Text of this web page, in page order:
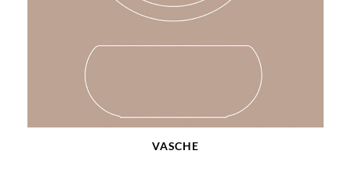
VASCHE